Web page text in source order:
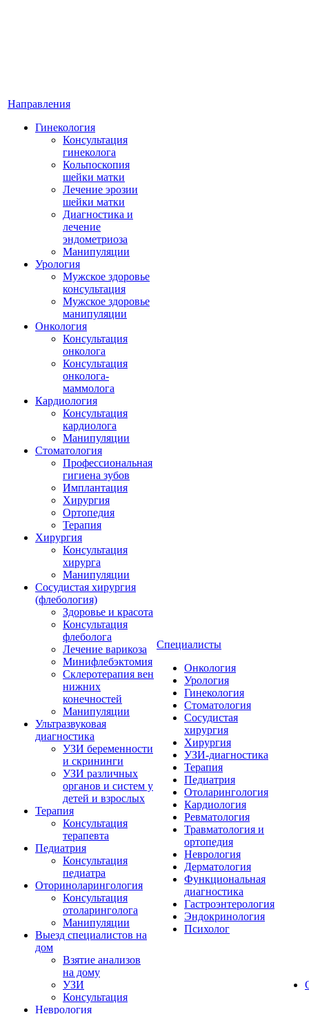
Направления
Гинекология
Консультация
гинеколога
Кольпоскопия
шейки матки
Лечение эрозии
шейки матки
Диагностика и
лечение
эндометриоза
Манипуляции
Урология
Мужское здоровье
консультация
Мужское здоровье
манипуляции
Онкология
Консультация
онколога
Консультация
онколога-
маммолога
Кардиология
Консультация
кардиолога
Манипуляции
Стоматология
Профессиональная
гигиена зубов
Имплантация
Хирургия
Ортопедия
Терапия
Хирургия
Консультация
хирурга
Манипуляции
Cосудистая хирургия
(флебология)
Здоровье и красота
Консультация
флеболога
Лечение варикоза
Минифлебэктомия
Склеротерапия вен
нижних
конечностей
Манипуляции
Ультразвуковая
диагностика
УЗИ беременности
и скрининги
УЗИ различных
органов и систем у
детей и взрослых
Терапия
Консультация
терапевта
Педиатрия
Консультация
педиатра
Оториноларингология
Консультация
отоларинголога
Манипуляции
Выезд специалистов на
дом
Взятие анализов
на дому
УЗИ
Консультация
Неврология
Специалисты
Онкология
Урология
Гинекология
Стоматология
Сосудистая
хирургия
Хирургия
УЗИ-диагностика
Терапия
Педиатрия
Отоларингология
Кардиология
Ревматология
Травматология и
ортопедия
Неврология
Дерматология
Функциональная
диагностика
Гастроэнтерология
Эндокринология
Психолог